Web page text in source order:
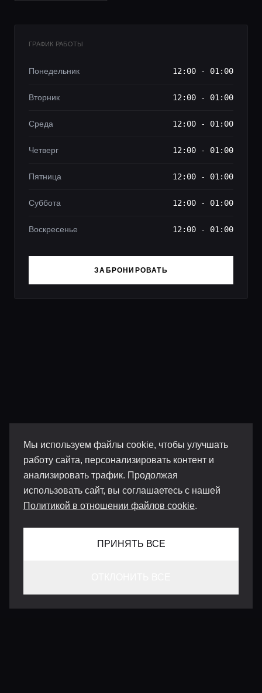
Мы используем файлы cookie, чтобы улучшать
работу сайта, персонализировать контент и
анализировать трафик. Продолжая
использовать сайт, вы соглашаетесь с нашей
Политикой в отношении файлов cookie.
ПРИНЯТЬ ВСЕ
ГРАФИК РАБОТЫ
Понедельник 12:00 - 01:00
Вторник 12:00 - 01:00
Среда 12:00 - 01:00
Четверг 12:00 - 01:00
Пятница 12:00 - 01:00
Суббота 12:00 - 01:00
Воскресенье 12:00 - 01:00
ЗАБРОНИРОВАТЬ